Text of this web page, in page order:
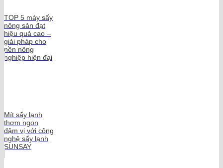
TOP 5 máy sấy
nông sản đạt
hiệu quả cao –
giải pháp cho
nền nông
nghiệp hiện đại
Mít sấy lạnh
thơm ngon
đậm vị với công
nghệ sấy lạnh
SUNSAY